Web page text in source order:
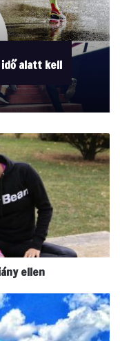
idő alatt kell
ellen